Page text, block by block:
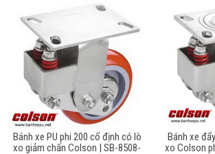
Bánh xe PU phi 200 cố định có lò
xo giảm chấn Colson | SB-8508-
Bánh xe
xo Colson